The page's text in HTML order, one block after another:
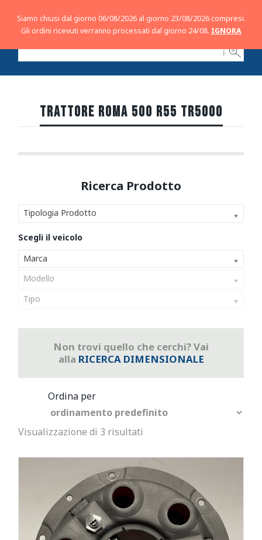
ℹ
TRATTORE ROMA 500 R55 TR5000
Tipologia Prodotto
Marca
Modello
Tipo
Non trovi quello che cerchi? Vai
alla RICERCA DIMENSIONALE
Visualizzazione di 3 risultati
Siamo chiusi dal giorno 06/08/2026 al giorno 23/08/2026 compresi.
Gli ordini ricevuti verranno processati dal giorno 24/08. IGNORA